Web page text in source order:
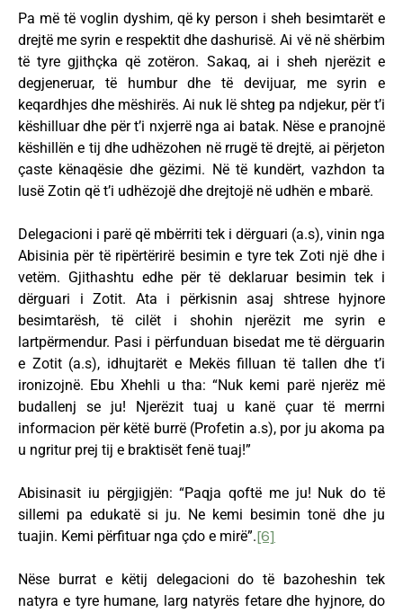
Pa më të voglin dyshim, që ky person i sheh besimtarët e
drejtë me syrin e respektit dhe dashurisë. Ai vë në shërbim
të tyre gjithçka që zotëron. Sakaq, ai i sheh njerëzit e
degjeneruar, të humbur dhe të devijuar, me syrin e
keqardhjes dhe mëshirës. Ai nuk lë shteg pa ndjekur, për t’i
këshilluar dhe për t’i nxjerrë nga ai batak. Nëse e pranojnë
këshillën e tij dhe udhëzohen në rrugë të drejtë, ai përjeton
çaste kënaqësie dhe gëzimi. Në të kundërt, vazhdon ta
lusë Zotin që t’i udhëzojë dhe drejtojë në udhën e mbarë.
Delegacioni i parë që mbërriti tek i dërguari (a.s), vinin nga
Abisinia për të ripërtërirë besimin e tyre tek Zoti një dhe i
vetëm. Gjithashtu edhe për të deklaruar besimin tek i
dërguari i Zotit. Ata i përkisnin asaj shtrese hyjnore
besimtarësh, të cilët i shohin njerëzit me syrin e
lartpërmendur. Pasi i përfunduan bisedat me të dërguarin
e Zotit (a.s), idhujtarët e Mekës filluan të tallen dhe t’i
ironizojnë. Ebu Xhehli u tha: “Nuk kemi parë njerëz më
budallenj se ju! Njerëzit tuaj u kanë çuar të merrni
informacion për këtë burrë (Profetin a.s), por ju akoma pa
u ngritur prej tij e braktisët fenë tuaj!”
Abisinasit iu përgjigjën: “Paqja qoftë me ju! Nuk do të
sillemi pa edukatë si ju. Ne kemi besimin tonë dhe ju
tuajin. Kemi përfituar nga çdo e mirë”.[6]
Nëse burrat e këtij delegacioni do të bazoheshin tek
natyra e tyre humane, larg natyrës fetare dhe hyjnore, do